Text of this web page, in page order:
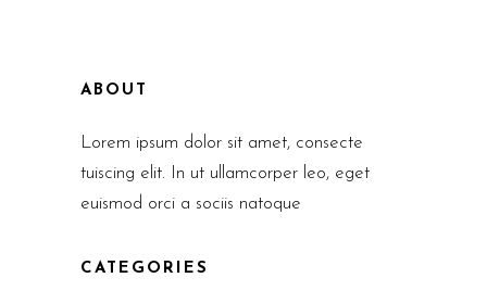
ABOUT
Lorem ipsum dolor sit amet, consecte
tuiscing elit. In ut ullamcorper leo, eget
euismod orci a sociis natoque
CATEGORIES